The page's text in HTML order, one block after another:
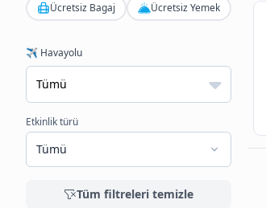
Ücretsiz Bagaj Ücretsiz Yemek
✈️ Havayolu
Etkinlik türü
Tümü
Tüm filtreleri temizle